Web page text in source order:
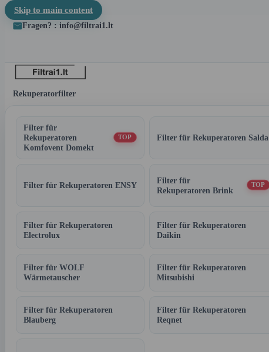
Skip to main content
Fragen? : info@filtrai1.lt
Rekuperatorfilter
Filter für
Rekuperatoren
Komfovent Domekt
TOP Filter für Rekuperatoren Salda
Filter für Rekuperatoren ENSY
Filter für
Rekuperatoren Brink
TOP
Filter für Rekuperatoren
Electrolux
Filter für Rekuperatoren
Daikin
Filter für WOLF
Wärmetauscher
Filter für Rekuperatoren
Mitsubishi
Filter für Rekuperatoren
Blauberg
Filter für Rekuperatoren
Reqnet